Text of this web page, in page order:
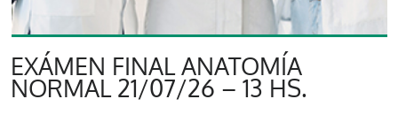
EXÁMEN FINAL ANATOMÍA
NORMAL 21/07/26 – 13 HS.